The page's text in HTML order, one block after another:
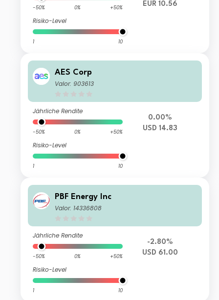
-50% 0% +50%
Risiko-Level
1 10
EUR 10.56
AES Corp
Valor: 903613
Jährliche Rendite
-50% 0% +50%
Risiko-Level
1 10
0.00%
USD 14.83
PBF Energy Inc
Valor: 14336808
Jährliche Rendite
-50% 0% +50%
Risiko-Level
1 10
-2.80%
USD 61.00